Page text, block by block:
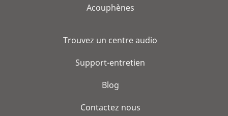
Acouphènes
Trouvez un centre audio
Support-entretien
Blog
Contactez nous